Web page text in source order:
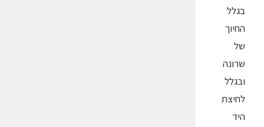
בגלל
החיוך
של
שרונה
ובגלל
לחיצת
היד